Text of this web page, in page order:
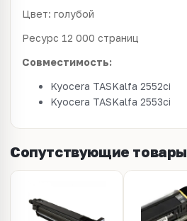
Цвет: голубой
Ресурс 12 000 страниц
Совместимость:
Kyocera TASKalfa 2552ci
Kyocera TASKalfa 2553ci
Сопутствующие товары